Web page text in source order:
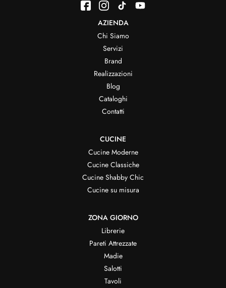
AZIENDA
Chi Siamo
Servizi
Brand
Realizzazioni
Blog
Cataloghi
Contatti
CUCINE
Cucine Moderne
Cucine Classiche
Cucine Shabby Chic
Cucine su misura
ZONA GIORNO
Librerie
Pareti Attrezzate
Madie
Salotti
Tavoli